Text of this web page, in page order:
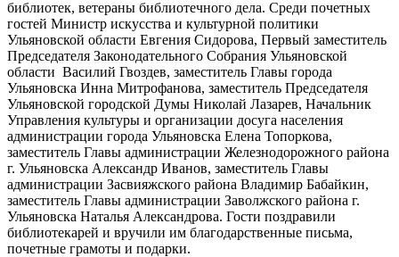
библиотек, ветераны библиотечного дела. Среди почетных
гостей Министр искусства и культурной политики
Ульяновской области Евгения Сидорова, Первый заместитель
Председателя Законодательного Собрания Ульяновской
области Василий Гвоздев, заместитель Главы города
Ульяновска Инна Митрофанова, заместитель Председателя
Ульяновской городской Думы Николай Лазарев, Начальник
Управления культуры и организации досуга населения
администрации города Ульяновска Елена Топоркова,
заместитель Главы администрации Железнодорожного района
г. Ульяновска Александр Иванов, заместитель Главы
администрации Засвияжского района Владимир Бабайкин,
заместитель Главы администрации Заволжского района г.
Ульяновска Наталья Александрова. Гости поздравили
библиотекарей и вручили им благодарственные письма,
почетные грамоты и подарки.